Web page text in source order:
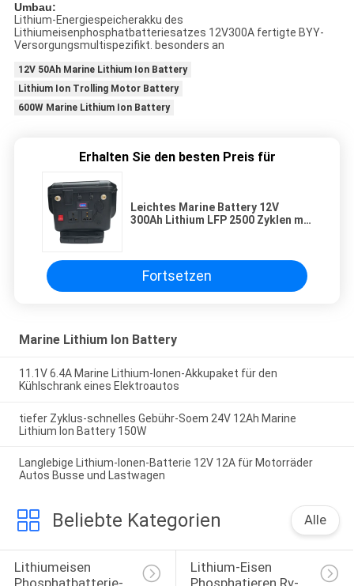
Umbau:
Lithium-Energiespeicherakku des
Lithiumeisenphosphatbatteriesatzes 12V300A fertigte BYY-
Versorgungsmultispezifikt. besonders an
12V 50Ah Marine Lithium Ion Battery
Lithium Ion Trolling Motor Battery
600W Marine Lithium Ion Battery
Erhalten Sie den besten Preis für
Leichtes Marine Battery 12V
300Ah Lithium LFP 2500 Zyklen mit
Fortsetzen
Marine Lithium Ion Battery
11.1V 6.4A Marine Lithium-Ionen-Akkupaket für den
Kühlschrank eines Elektroautos
tiefer Zyklus-schnelles Gebühr-Soem 24V 12Ah Marine
Lithium Ion Battery 150W
Langlebige Lithium-Ionen-Batterie 12V 12A für Motorräder
Autos Busse und Lastwagen
Beliebte Kategorien Alle
Lithiumeisen
Phosphatbatterie-
Lithium-Eisen
Phosphatieren Rv-